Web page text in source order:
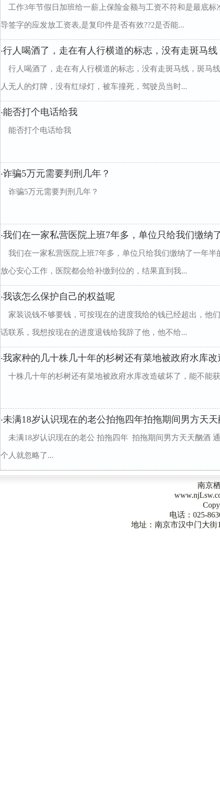
工作3年节假日加班给一薪上保险金额与工资不符和是最底
导签字的应发放工资表,是复印件是否有效??2是否能...
·行人喝酒了，走在有人行横道的标志，没有走斑马
行人喝酒了，走在有人行横道的标志，没有走斑马线，斑马
人无人的灯牌，没有红绿灯，被车撞死，驾驶员当时...
·能否打个电话给我
能否打个电话给我
·诈骗5万元需要判刑几年？
诈骗5万元需要判刑几年？
·我们在一家私营医院上班7年多，单位只给我们缴纳
我们在一家私营医院上班7年多，单位只给我们缴纳了一年
放心安心工作，医院都会给补缴到位的，结果直到我...
·我该怎么保护自己的权益呢
家装说钱不够要钱，可按现在的进度我给的钱已经超出，他
话联系，我想按现在的进度退钱给我辞了他，他不给...
·我家种的几十株几十年的杉树还有菜地被政府水库
十株几十年的杉树还有菜地被政府水库改造破坏了，能不能
·未满18岁认识现在的老公拍拖四年拍拖期间男方天
未满18岁认识现在的老公 拍拖四年 拍拖期间男方天天酗酒
个人就忽略了...
南京
电话：025-
地址：南京市汉中门大